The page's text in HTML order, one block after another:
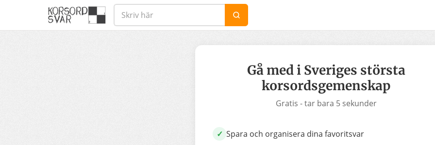
Gå med i Sveriges största
korsordsgemenskap
Gratis - tar bara 5 sekunder
✓ Spara och organisera dina favoritsvar